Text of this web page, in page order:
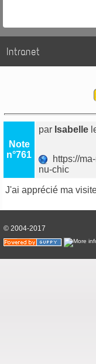
Intranet
Note
n°761
par Isabelle
https://
nu-chic
J'ai apprécié ma
© 2004-2017